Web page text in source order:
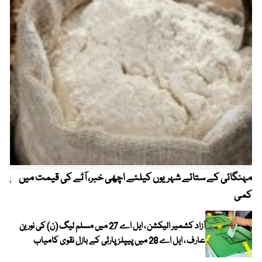
مہنگائی کے ستائے شہریوں کیلئے اچھی خبر، آٹے کی قیمت میں
کمی
آزاد کشمیر الیکشن ، ایل اے 27 میں مسلم لیگ (ن) کی نورین
عارف ، ایل اے 28 میں پیپلز پارٹی کے بازل نقوی کامیاب